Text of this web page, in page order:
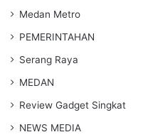
Medan Metro
PEMERINTAHAN
Serang Raya
MEDAN
Review Gadget Singkat
NEWS MEDIA